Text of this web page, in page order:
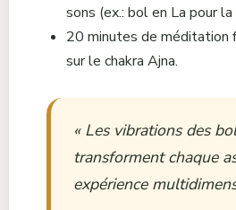
sons (ex.: bol en La pour
20 minutes de méditation
sur le chakra Ajna.
« Les vibrations des
transforment chaque
expérience